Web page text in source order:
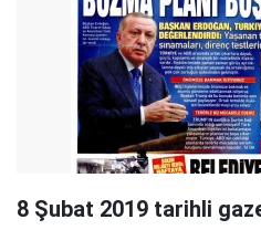
8 Şubat 2019 tarihli